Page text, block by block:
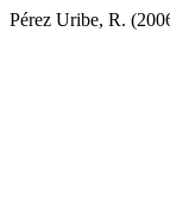
Pérez Uribe, R.